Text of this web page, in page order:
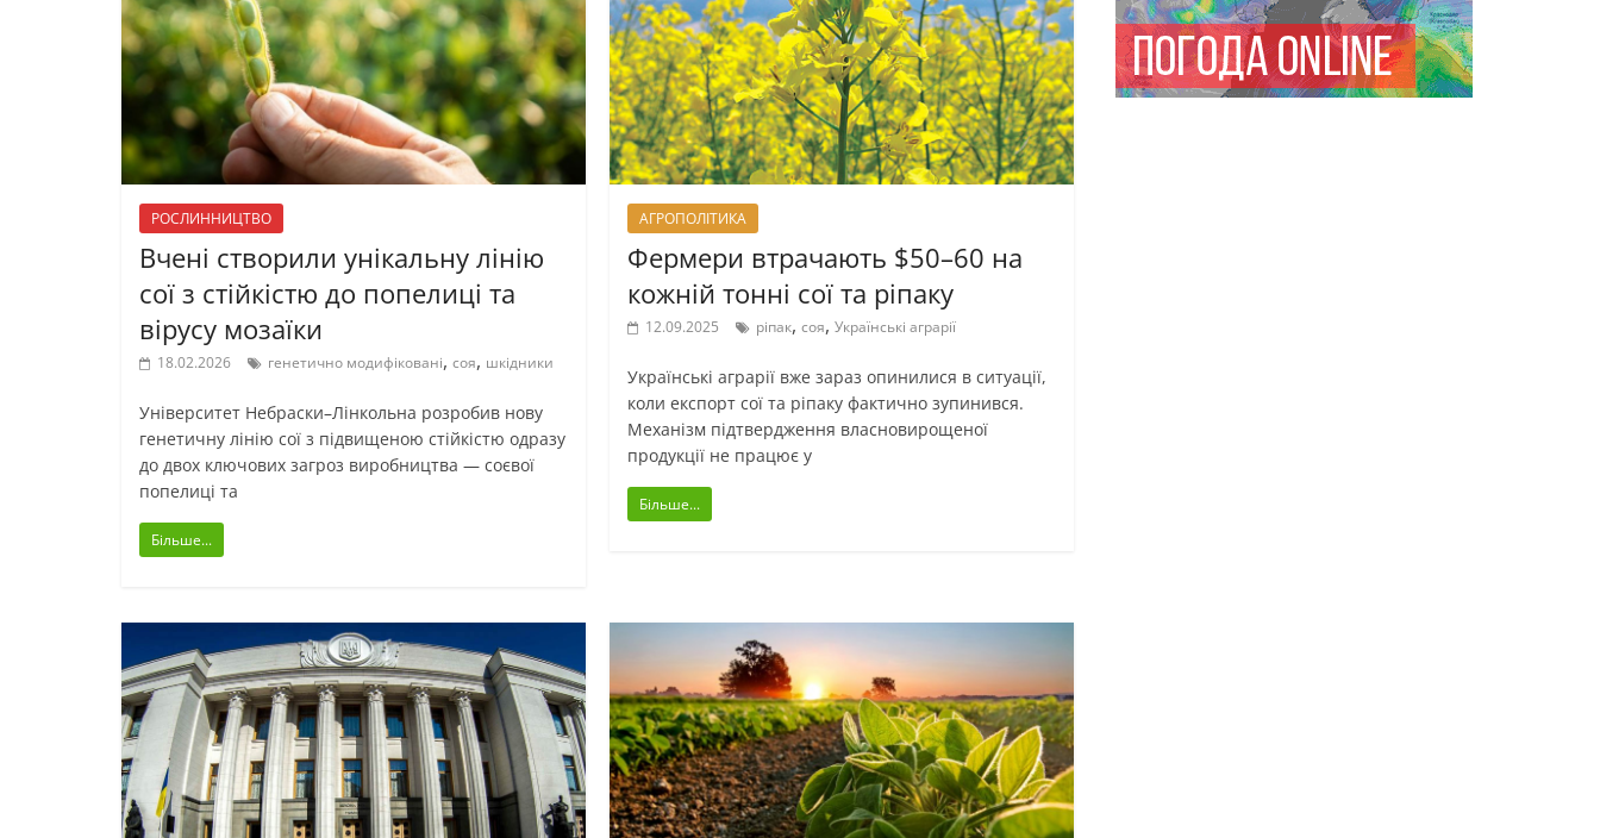
РОСЛИННИЦТВО
Вчені створили унікальну лінію
сої з стійкістю до попелиці та
вірусу мозаїки
18.02.2026 генетично модифіковані, соя, шкідники
Університет Небраски–Лінкольна розробив нову
генетичну лінію сої з підвищеною стійкістю одразу
до двох ключових загроз виробництва — соєвої
попелиці та
Більше...
АГРОПОЛІТИКА
Фермери втрачають $50–60 на
кожній тонні сої та ріпаку
12.09.2025 ріпак,соя,Українські аграрії
Українські аграрії вже зараз опинилися в ситуації,
коли експорт сої та ріпаку фактично зупинився.
Механізм підтвердження власновирощеної
продукції не працює у
Більше...